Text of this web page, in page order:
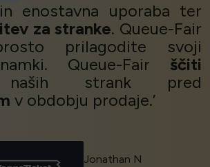
in enostavna uporaba ter
za stranke. Queue-Fair
prilagodite svoji
Queue-Fair ščiti
naših strank pred
v obdobju prodaje.’
Jonathan N